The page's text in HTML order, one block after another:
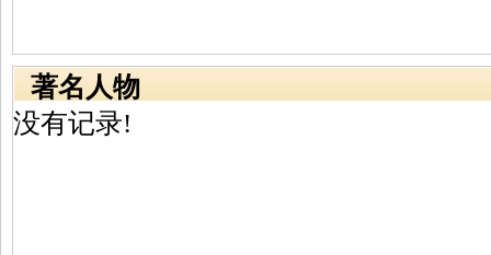
著名人物
没有记录!